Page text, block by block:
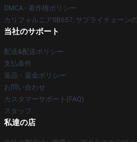
DMCA - 著作権ポリシー
カリフォルニアSB657: サプライチェーン
当社のサポート
配送&配送ポリシー
支払条件
返品・返金ポリシー
お問い合わせ
カスタマーサポート(FAQ)
スタッフ
私達の店